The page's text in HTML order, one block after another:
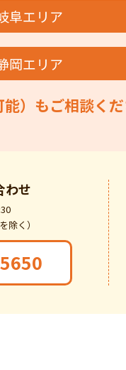
阜エリア
岡エリア
）もご相談くだ
わせ
除く）